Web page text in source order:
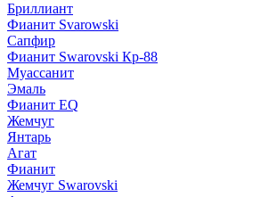
Бриллиант
Фианит Svarowski
Сапфир
Фианит Swarovski Кр-88
Муассанит
Эмаль
Фианит EQ
Жемчуг
Янтарь
Агат
Фианит
Жемчуг Swarovski